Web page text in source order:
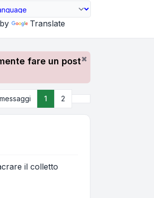
Translate
fare un post
1 2
il colletto